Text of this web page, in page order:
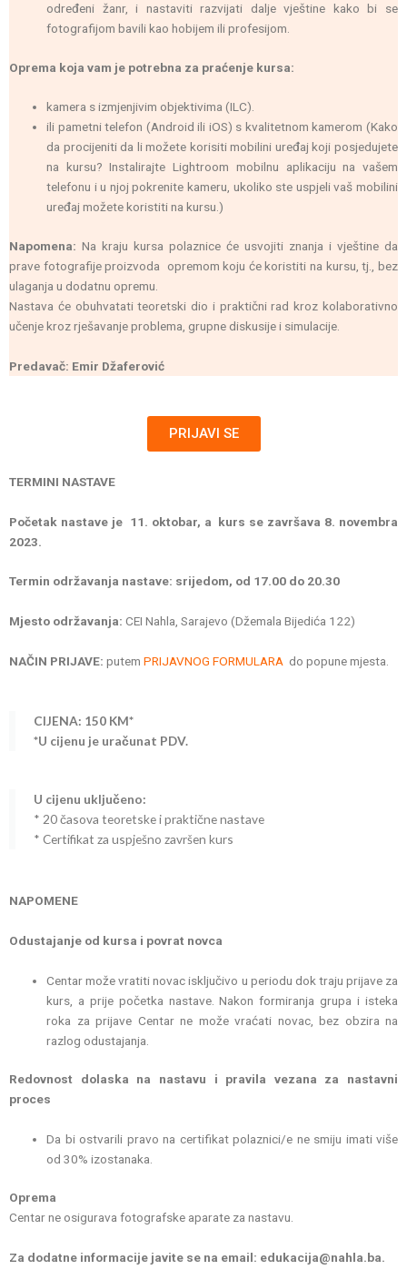
određeni žanr, i nastaviti razvijati dalje vještine kako bi se
fotografijom bavili kao hobijem ili profesijom.
Oprema koja vam je potrebna za praćenje kursa:
kamera s izmjenjivim objektivima (ILC).
ili pametni telefon (Android ili iOS) s kvalitetnom kamerom (Kako
da procijeniti da li možete korisiti mobilini uređaj koji posjedujete
na kursu? Instalirajte Lightroom mobilnu aplikaciju na vašem
telefonu i u njoj pokrenite kameru, ukoliko ste uspjeli vaš mobilini
uređaj možete koristiti na kursu.)
Napomena: Na kraju kursa polaznice će usvojiti znanja i vještine da
prave fotografije proizvoda opremom koju će koristiti na kursu, tj., bez
ulaganja u dodatnu opremu.
Nastava će obuhvatati teoretski dio i praktični rad kroz kolaborativno
učenje kroz rješavanje problema, grupne diskusije i simulacije.
Predavač: Emir Džaferović
PRIJAVI SE
TERMINI NASTAVE
Početak nastave je 11. oktobar, a kurs se završava 8. novembra
2023.
Termin održavanja nastave: srijedom, od 17.00 do 20.30
Mjesto održavanja: CEI Nahla, Sarajevo (Džemala Bijedića 122)
NAČIN PRIJAVE: putem PRIJAVNOG FORMULARA do popune mjesta.
CIJENA: 150 KM*
*U cijenu je uračunat PDV.
U cijenu uključeno:
* 20 časova teoretske i praktične nastave
* Certifikat za uspješno završen kurs
NAPOMENE
Odustajanje od kursa i povrat novca
Centar može vratiti novac isključivo u periodu dok traju prijave za
kurs, a prije početka nastave. Nakon formiranja grupa i isteka
roka za prijave Centar ne može vraćati novac, bez obzira na
razlog odustajanja.
Redovnost dolaska na nastavu i pravila vezana za nastavni
proces
Da bi ostvarili pravo na certifikat polaznici/e ne smiju imati više
od 30% izostanaka.
Oprema
Centar ne osigurava fotografske aparate za nastavu.
Za dodatne informacije javite se na email: edukacija@nahla.ba.